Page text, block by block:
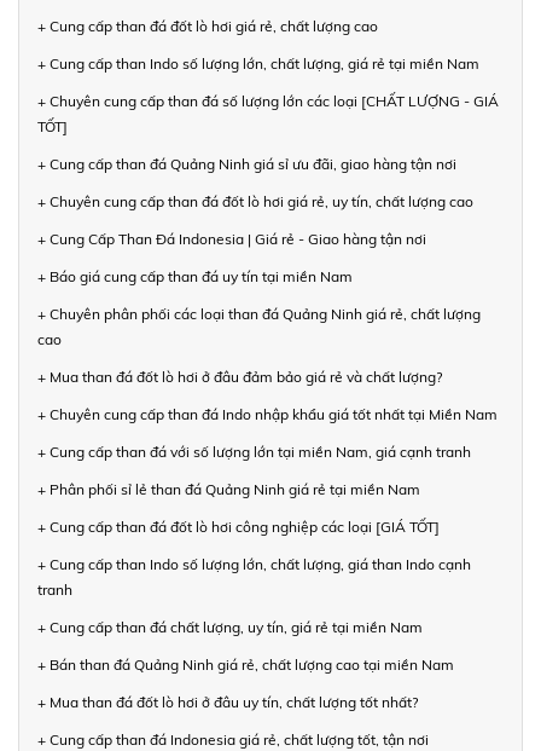
+ Cung cấp than đá đốt lò hơi giá rẻ, chất lượng cao
+ Cung cấp than Indo số lượng lớn, chất lượng, giá rẻ tại miền Nam
+ Chuyên cung cấp than đá số lượng lớn các loại [CHẤT LƯỢNG - GIÁ
TỐT]
+ Cung cấp than đá Quảng Ninh giá sỉ ưu đãi, giao hàng tận nơi
+ Chuyên cung cấp than đá đốt lò hơi giá rẻ, uy tín, chất lượng cao
+ Cung Cấp Than Đá Indonesia | Giá rẻ - Giao hàng tận nơi
+ Báo giá cung cấp than đá uy tín tại miền Nam
+ Chuyên phân phối các loại than đá Quảng Ninh giá rẻ, chất lượng
cao
+ Mua than đá đốt lò hơi ở đâu đảm bảo giá rẻ và chất lượng?
+ Chuyên cung cấp than đá Indo nhập khẩu giá tốt nhất tại Miền Nam
+ Cung cấp than đá với số lượng lớn tại miền Nam, giá cạnh tranh
+ Phân phối sỉ lẻ than đá Quảng Ninh giá rẻ tại miền Nam
+ Cung cấp than đá đốt lò hơi công nghiệp các loại [GIÁ TỐT]
+ Cung cấp than Indo số lượng lớn, chất lượng, giá than Indo cạnh
tranh
+ Cung cấp than đá chất lượng, uy tín, giá rẻ tại miền Nam
+ Bán than đá Quảng Ninh giá rẻ, chất lượng cao tại miền Nam
+ Mua than đá đốt lò hơi ở đâu uy tín, chất lượng tốt nhất?
+ Cung cấp than đá Indonesia giá rẻ, chất lượng tốt, tận nơi